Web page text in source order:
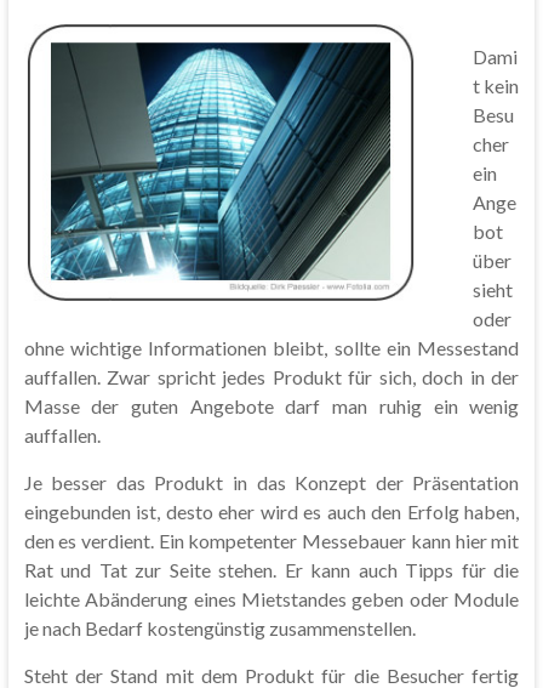
Dami
t kein
Besu
cher
ein
Ange
bot
über
sieht
oder
ohne wichtige Informationen bleibt, sollte ein Messestand
auffallen. Zwar spricht jedes Produkt für sich, doch in der
Masse der guten Angebote darf man ruhig ein wenig
auffallen.
Je besser das Produkt in das Konzept der Präsentation
eingebunden ist, desto eher wird es auch den Erfolg haben,
den es verdient. Ein kompetenter Messebauer kann hier mit
Rat und Tat zur Seite stehen. Er kann auch Tipps für die
leichte Abänderung eines Mietstandes geben oder Module
je nach Bedarf kostengünstig zusammenstellen.
Steht der Stand mit dem Produkt für die Besucher fertig